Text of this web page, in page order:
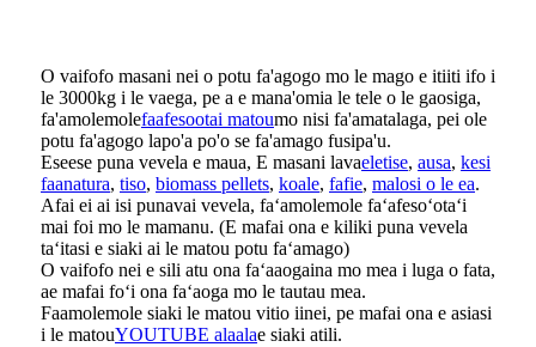
O vaifofo masani nei o potu fa'agogo mo le mago e itiiti ifo i
le 3000kg i le vaega, pe a e mana'omia le tele o le gaosiga,
fa'amolemolefaafesootai matoumo nisi fa'amatalaga, pei ole
potu fa'agogo lapo'a po'o se fa'amago fusipa'u.
Eseese puna vevela e maua, E masani lavaeletise, ausa, kesi
faanatura, tiso, biomass pellets, koale, fafie, malosi o le ea.
Afai ei ai isi punavai vevela, faʻamolemole faʻafesoʻotaʻi
mai foi mo le mamanu. (E mafai ona e kiliki puna vevela
taʻitasi e siaki ai le matou potu faʻamago)
O vaifofo nei e sili atu ona faʻaaogaina mo mea i luga o fata,
ae mafai foʻi ona faʻaoga mo le tautau mea.
Faamolemole siaki le matou vitio iinei, pe mafai ona e asiasi
i le matouYOUTUBE alaalae siaki atili.